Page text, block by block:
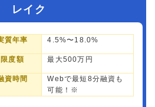
レイク
質年率 4.5%〜18.0%
限度額 最大500万円
資時間
Webで最短8分融資も
可能！※